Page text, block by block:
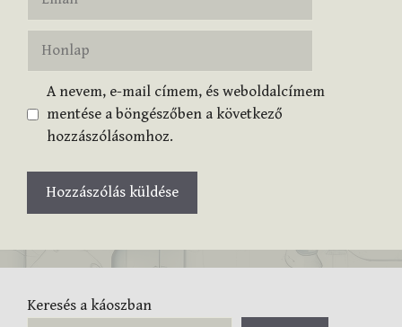
Honlap
A nevem, e-mail címem, és weboldalcímem
mentése a böngészőben a következő
hozzászólásomhoz.
Keresés a káoszban